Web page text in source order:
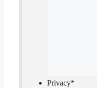
Privacy*